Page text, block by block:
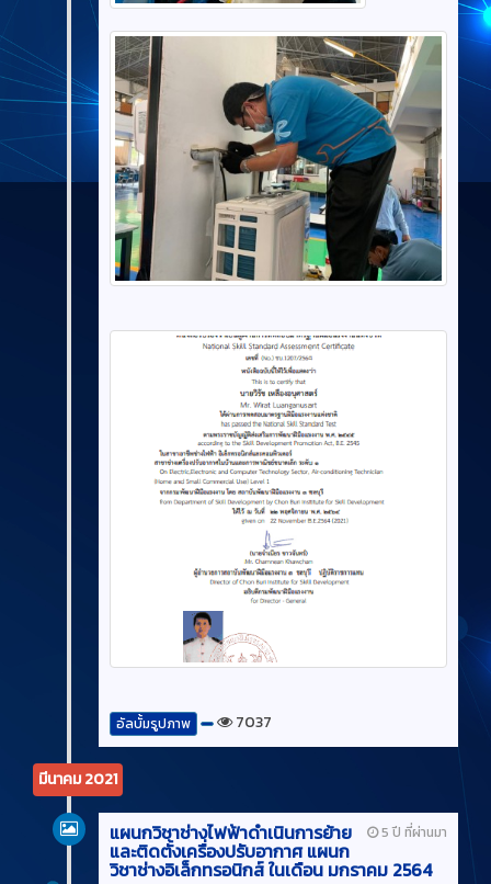
อัลบั้มรูปภาพ 7037
มีนาคม 2021
5 ปี ที่ผ่านมา
แผนกวิชาช่างไฟฟ้าดำเนินการย้าย
และติดตั้งเครื่องปรับอากาศ แผนก
วิชาช่างอิเล็กทรอนิกส์ ในเดือน มกราคม 2564